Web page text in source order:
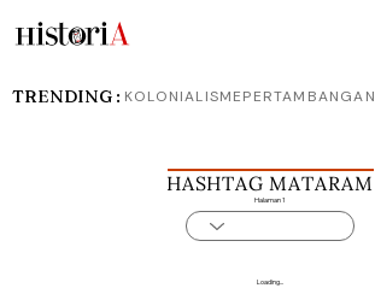
HASHTAG MATARAM
Halaman 1
Loading...
TRENDING : KOLONIALISMEPERTAMBANGAN